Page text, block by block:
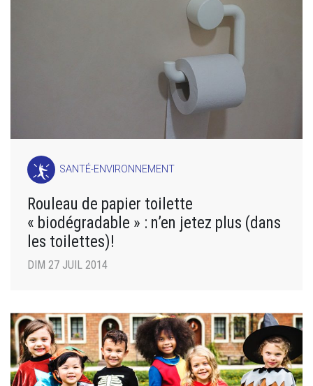
SANTÉ-ENVIRONNEMENT
Rouleau de papier toilette
« biodégradable » : n’en jetez plus (dans
les toilettes)!
DIM 27 JUIL 2014